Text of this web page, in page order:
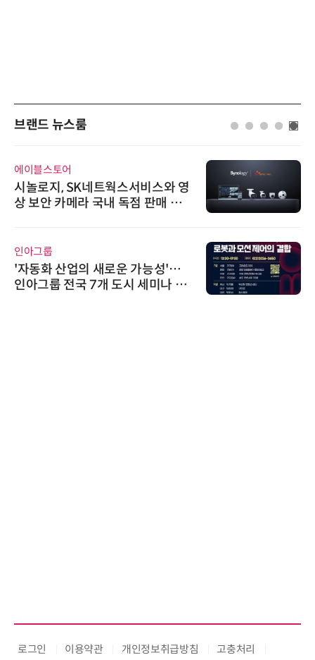
브랜드 뉴스룸
에이블스토어
시놀로지, SK네트웍스서비스와 영
상 보안 카메라 국내 독점 판매 파
인아그룹
'자동화 산업의 새로운 가능성'…
인아그룹 전국 7개 도시 세미나 페
로그인 이용약관 개인정보취급방침 고충처리